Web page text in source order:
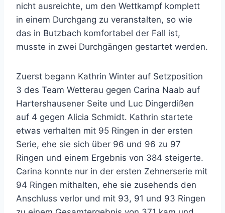
nicht ausreichte, um den Wettkampf komplett
in einem Durchgang zu veranstalten, so wie
das in Butzbach komfortabel der Fall ist,
musste in zwei Durchgängen gestartet werden.
Zuerst begann Kathrin Winter auf Setzposition
3 des Team Wetterau gegen Carina Naab auf
Hartershausener Seite und Luc Dingerdißen
auf 4 gegen Alicia Schmidt. Kathrin startete
etwas verhalten mit 95 Ringen in der ersten
Serie, ehe sie sich über 96 und 96 zu 97
Ringen und einem Ergebnis von 384 steigerte.
Carina konnte nur in der ersten Zehnerserie mit
94 Ringen mithalten, ehe sie zusehends den
Anschluss verlor und mit 93, 91 und 93 Ringen